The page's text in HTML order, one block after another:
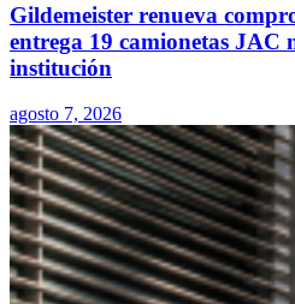
Gildemeister renueva
entrega 19 camionetas JAC
institución
agosto 7, 2026